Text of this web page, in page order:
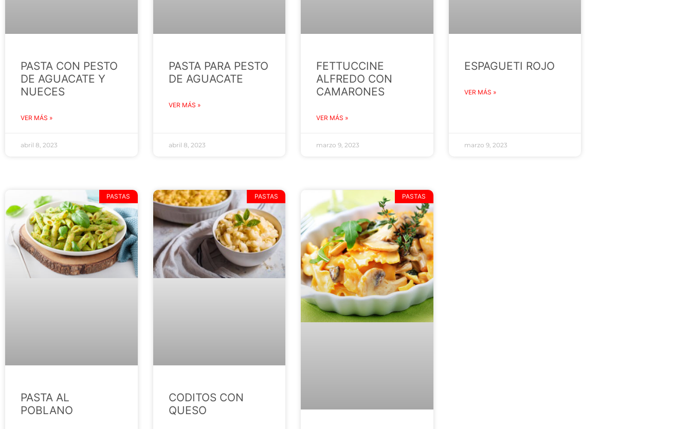
PASTA CON PESTO
DE AGUACATE Y
NUECES
VER MÁS »
abril 8, 2023
PASTA PARA PESTO
DE AGUACATE
VER MÁS »
abril 8, 2023
FETTUCCINE
ALFREDO CON
CAMARONES
VER MÁS »
marzo 9, 2023
ESPAGUETI ROJO
VER MÁS »
marzo 9, 2023
PASTAS
PASTA AL
POBLANO
PASTAS
CODITOS CON
QUESO
PASTAS